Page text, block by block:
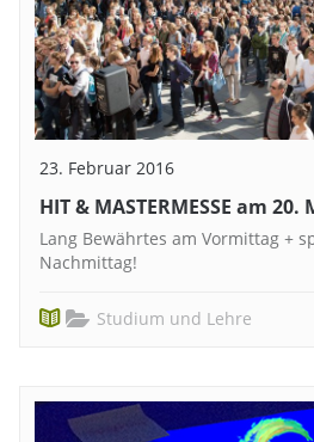
23. Februar 2016
HIT & MASTERMESSE am 20.
Lang Bewährtes am Vormittag +
Nachmittag!
Studium und Lehre